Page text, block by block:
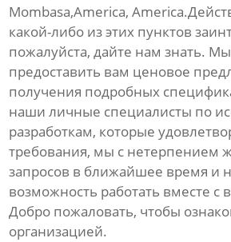
Mombasa,America,
какой-либо из этих пунктов
пожалуйста, дайте нам знать.
предоставить вам ценовое
получения подробных
наши личные специалисты по
разработкам, которые
требования, мы с нетерпением
запросов в ближайшее время и
возможность работать вместе
Добро пожаловать, чтобы
организацией.